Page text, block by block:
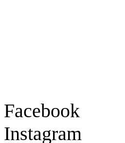
Facebook
Instagram